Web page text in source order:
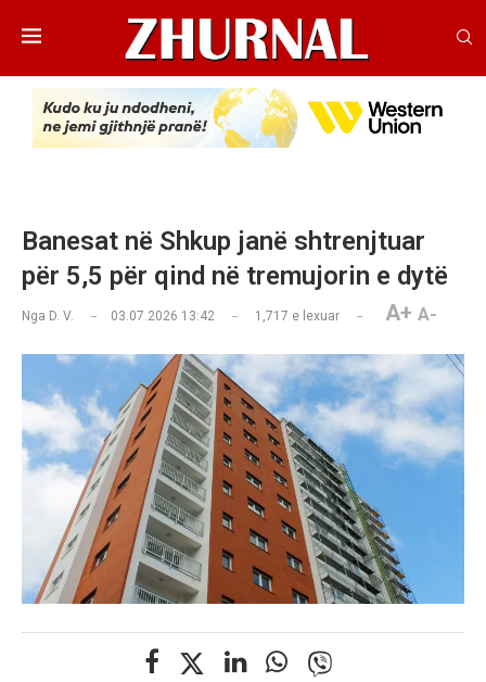
Banesat në Shkup janë shtrenjtuar
për 5,5 për qind në tremujorin e dytë
Nga D. V. 03.07.2026 13:42 1,717 e lexuar A+ A-